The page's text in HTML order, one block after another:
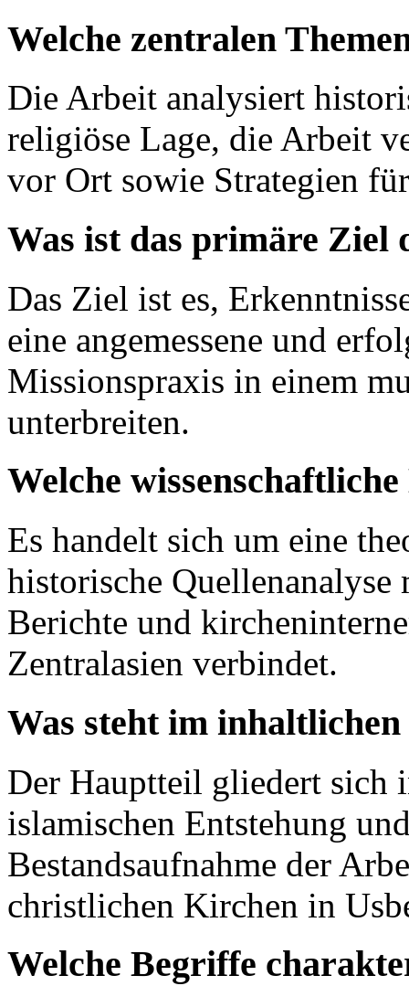
Welche zentralen
Die Arbeit analysiert
religiöse Lage, die Arbeit
vor Ort sowie Strategien
Was ist das primäre Ziel
Das Ziel ist es,
eine angemessene und
Missionspraxis in einem
unterbreiten.
Welche
Es handelt sich um eine
historische
Berichte und
Zentralasien verbindet.
Was steht im
Der Hauptteil gliedert sich
islamischen Entstehung
Bestandsaufnahme der
christlichen Kirchen in
Welche Begriffe